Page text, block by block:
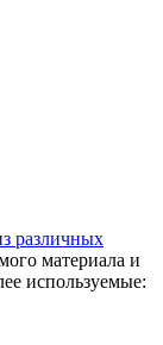
различных
материала и
используемые: